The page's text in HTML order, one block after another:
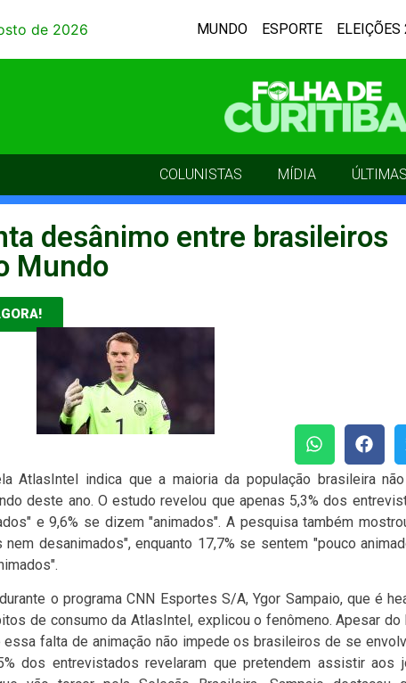
de 2026 MUNDO ESPORTE
COLUNISTAS MÍDIA
desânimo entre brasileiros
Mundo
AtlasIntel indica que a maioria da população brasileira
deste ano. O estudo revelou que apenas 5,3% dos
e 9,6% se dizem "animados". A pesquisa também
nem desanimados", enquanto 17,7% se sentem "pouco
o programa CNN Esportes S/A, Ygor Sampaio, que é
de consumo da AtlasIntel, explicou o fenômeno. Apesar do
falta de animação não impede os brasileiros de se
dos entrevistados revelaram que pretendem assistir aos